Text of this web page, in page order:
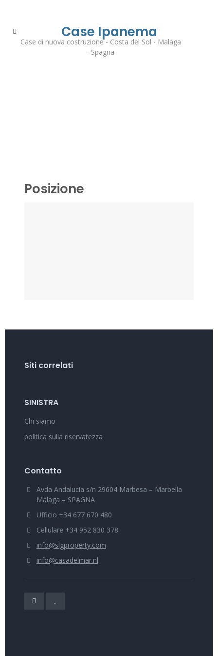
Case Ipanema
Case di nuova costruzione - Costa del Sol - Malaga
- Spagna
Posizione
Siti correlati
SINISTRA
Chi siamo
politica sulla riservatezza
Contatto
Avda Andalucia s/n 29604 Marbesa – Marbella
Málaga – SPAGNA
Ufficio +34 677 670 480
Cellulare +34 952 830 378
info@slgproperty.com
info@casadelmar.nl